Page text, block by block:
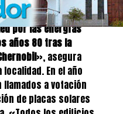
por las energías
años 80 tras la
», asegura
En el año
a votación
de placas solares